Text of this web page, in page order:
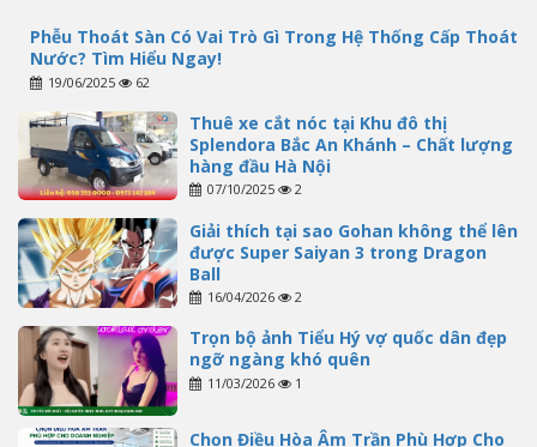
Phễu Thoát Sàn Có Vai Trò Gì Trong Hệ Thống Cấp Thoát
Nước? Tìm Hiểu Ngay!
19/06/2025 62
Thuê xe cắt nóc tại Khu đô thị
Splendora Bắc An Khánh – Chất lượng
hàng đầu Hà Nội
07/10/2025 2
Giải thích tại sao Gohan không thể lên
được Super Saiyan 3 trong Dragon
Ball
16/04/2026 2
Trọn bộ ảnh Tiểu Hý vợ quốc dân đẹp
ngỡ ngàng khó quên
11/03/2026 1
Chọn Điều Hòa Âm Trần Phù Hợp Cho